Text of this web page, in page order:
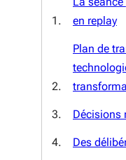
en replay
Plan de
Décisions
Des